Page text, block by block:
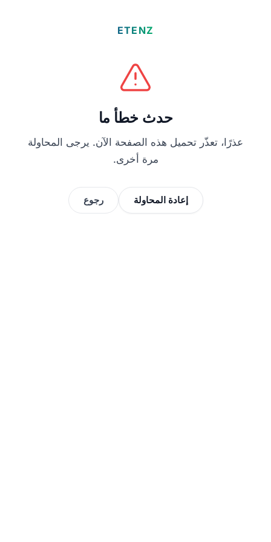
ETENZ
حدث خطأ ما
عذرًا، تعذّر تحميل هذه الصفحة الآن. يرجى المحاولة
مرة أخرى.
إعادة المحاولة رجوع